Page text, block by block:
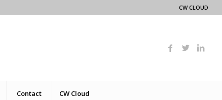
CW CLOUD
Contact CW Cloud